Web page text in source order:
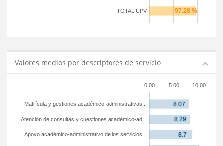
TOTAL UPV
Valores medios por descriptores de servicio
0.00 5.00 10.00
Apoyo académico-administrativo de los servicios...
Atención de consultas y cuestiones académico-ad...
Matrícula y gestiones académico-administrativas...